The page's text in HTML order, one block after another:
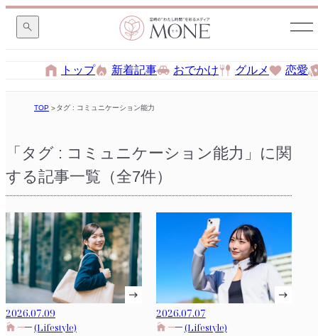
トップ 新着記事 おでかけ グルメ 恋愛
TOP タグ : コミュニケーション能力
「タグ : コミュニケーション能力」に関
する記事一覧（全7件）
2026.07.09
(Lifestyle)
2026.07.07
(Lifestyle)